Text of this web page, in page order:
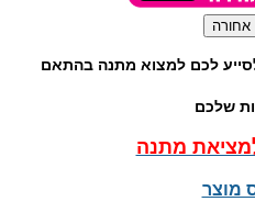
לכם למצוא מתנה בהתאם
שלכם
מתנה
מוצר